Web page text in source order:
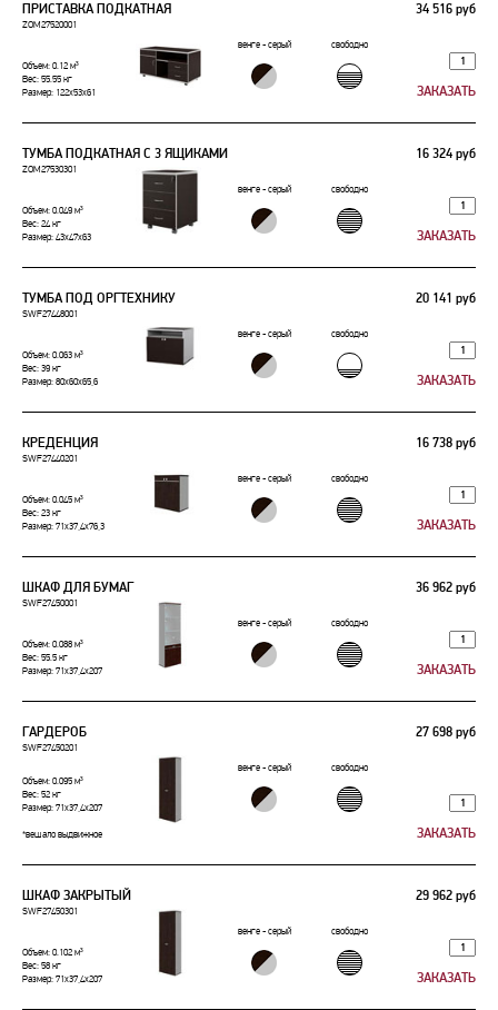
ПРИСТАВКА ПОДКАТНАЯ 34 516 руб
ZOM27520001
венге - серый
свободно
Объем: 0.12 м³
Вес: 55.55 кг
Размер: 122x53x61
ТУМБА ПОДКАТНАЯ С 3 ЯЩИКАМИ 16 324 руб
ZOM27530301
венге - серый
свободно
Объем: 0.049 м³
Вес: 24 кг
Размер: 43x47x63
TУМБА ПОД ОРГТЕХНИКУ 20 141 руб
SWF27448001
венге - серый
свободно
Объем: 0.063 м³
Вес: 39 кг
Размер: 80x60x65,6
КРЕДЕНЦИЯ 16 738 руб
SWF27440201
венге - серый
свободно
Объем: 0.045 м³
Вес: 23 кг
Размер: 71x37,4x76,3
ШКАФ ДЛЯ БУМАГ 36 962 руб
SWF27450001
венге - серый
свободно
Объем: 0.088 м³
Вес: 55.5 кг
Размер: 71x37,4x207
ГАРДЕРОБ 27 698 руб
SWF27450201
венге - серый
свободно
Объем: 0.095 м³
Вес: 52 кг
Размер: 71x37,4x207
*вешало выдвижное
ШКАФ ЗАКРЫТЫЙ 29 962 руб
SWF27450301
венге - серый
свободно
Объем: 0.102 м³
Вес: 58 кг
Размер: 71x37,4x207